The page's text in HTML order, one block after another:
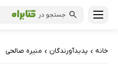
جستجو در
خانه › پدیدآورندگان › منیره صالحی